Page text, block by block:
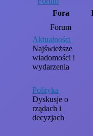
Fora
Forum
Aktualności
Najświeższe
wiadomości i
wydarzenia
Polityka
Dyskusje o
rządach i
decyzjach